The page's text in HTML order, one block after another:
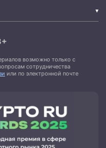
возможно только с
сотрудничества
или по электронной почте